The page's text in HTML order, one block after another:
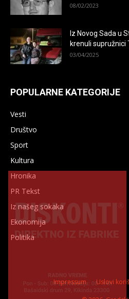
08/02/2023
Iz Novog Sada u
krenuli supružnici
03/04/2025
POPULARNE KATEGORIJE
Vesti
Društvo
Sport
Kultura
Hronika
PR Tekst
Iz našeg sokaka
Ekonomija
Politika
Impressum Uslovi